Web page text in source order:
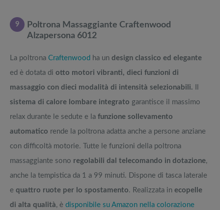
9
Poltrona Massaggiante Craftenwood
Alzapersona 6012
La poltrona Craftenwood ha un design classico ed elegante
ed è dotata di otto motori vibranti, dieci funzioni di
massaggio con dieci modalità di intensità selezionabili.
sistema di calore lombare integrato garantisce il massimo
relax durante le sedute e la funzione sollevamento
automatico rende la poltrona adatta anche a persone anziane
con difficoltà motorie. Tutte le funzioni della poltrona
massaggiante sono regolabili dal telecomando in dotazione,
anche la tempistica da 1 a 99 minuti. Dispone di tasca laterale
e quattro ruote per lo spostamento. Realizzata in ecopelle
di alta qualità, è disponibile su Amazon nella colorazione